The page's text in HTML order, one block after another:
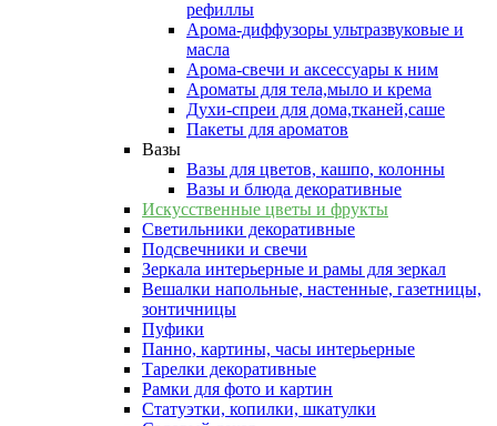
рефиллы
Арома-диффузоры ультразвуковые и
масла
Арома-свечи и аксессуары к ним
Ароматы для тела,мыло и крема
Духи-спреи для дома,тканей,саше
Пакеты для ароматов
Вазы
Вазы для цветов, кашпо, колонны
Вазы и блюда декоративные
Искусственные цветы и фрукты
Светильники декоративные
Подсвечники и свечи
Зеркала интерьерные и рамы для зеркал
Вешалки напольные, настенные, газетницы,
зонтичницы
Пуфики
Панно, картины, часы интерьерные
Тарелки декоративные
Рамки для фото и картин
Статуэтки, копилки, шкатулки